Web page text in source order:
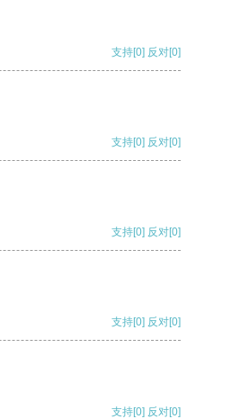
支持[0] 反对[0]
支持[0] 反对[0]
支持[0] 反对[0]
支持[0] 反对[0]
支持[0] 反对[0]